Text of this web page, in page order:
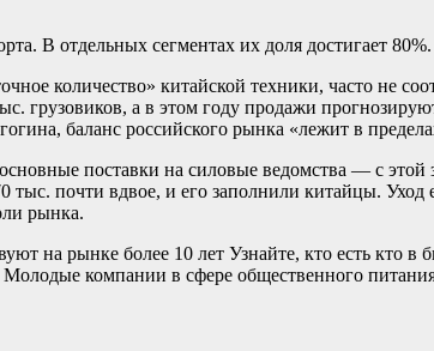
В отдельных сегментах их доля достигает 80%.
количество» китайской техники, часто не
грузовиков, а в этом году продажи
баланс российского рынка «лежит в
поставки на силовые ведомства — с
почти вдвое, и его заполнили китайцы.
рынка.
на рынке более 10 лет Узнайте, кто есть кто в
компании в сфере общественного